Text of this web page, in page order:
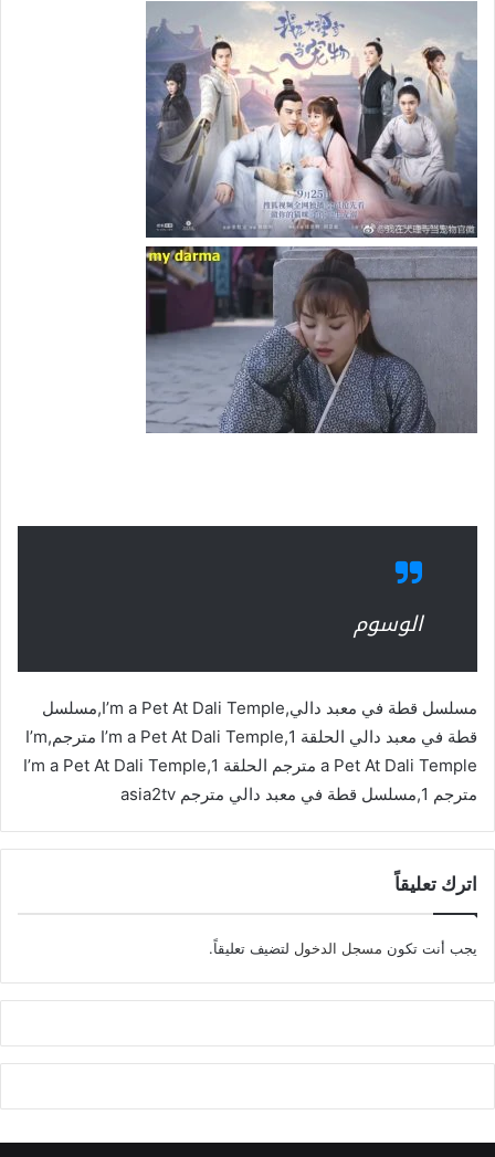
الوسوم
مسلسل قطة في معبد دالي,I’m a Pet At Dali Temple,مسلسل
قطة في معبد دالي الحلقة 1,I’m a Pet At Dali Temple مترجم,I’m
a Pet At Dali Temple مترجم الحلقة 1,I’m a Pet At Dali Temple
مترجم 1,مسلسل قطة في معبد دالي مترجم asia2tv
اترك تعليقاً
يجب أنت تكون مسجل الدخول لتضيف تعليقاً.